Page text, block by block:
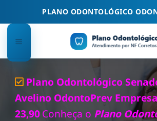
PLANO ODONTOLÓGICO
Plano Odontológico
Avelino OdontoPrev
23,90Conheça o Plano